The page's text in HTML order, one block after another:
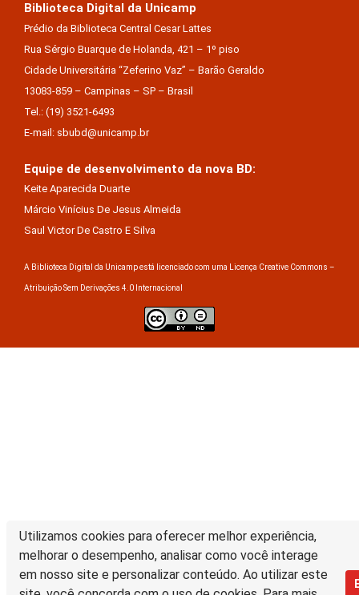
Utilizamos cookies para oferecer melhor experiência,
melhorar o desempenho, analisar como você interage
em nosso site e personalizar conteúdo. Ao utilizar este
Biblioteca Digital da Unicamp
Prédio da Biblioteca Central Cesar Lattes
Rua Sérgio Buarque de Holanda, 421 – 1º piso
Cidade Universitária “Zeferino Vaz” – Barão Geraldo
13083-859 – Campinas – SP – Brasil
Tel.: (19) 3521-6493
E-mail: sbubd@unicamp.br
Equipe de desenvolvimento da nova BD:
Keite Aparecida Duarte
Márcio Vinícius De Jesus Almeida
Saul Victor De Castro E Silva
A Biblioteca Digital da Unicamp está licenciado com uma Licença Creative Commons –
Atribuição Sem Derivações 4.0 Internacional